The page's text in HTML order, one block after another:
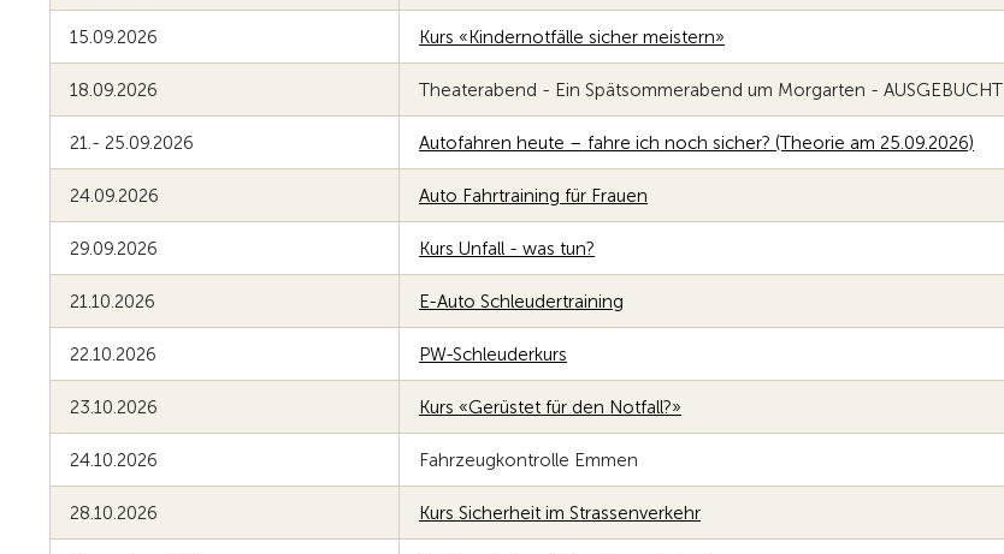
15.09.2026 Kurs «Kindernotfälle sicher meistern»
18.09.2026 Theaterabend - Ein Spätsommerabend um Morgarten - AUSGEBUCHT
21.- 25.09.2026 Autofahren heute – fahre ich noch sicher? (Theorie am 25.09.2026)
24.09.2026 Auto Fahrtraining für Frauen
29.09.2026 Kurs Unfall - was tun?
21.10.2026 E-Auto Schleudertraining
22.10.2026 PW-Schleuderkurs
23.10.2026 Kurs «Gerüstet für den Notfall?»
24.10.2026 Fahrzeugkontrolle Emmen
28.10.2026 Kurs Sicherheit im Strassenverkehr